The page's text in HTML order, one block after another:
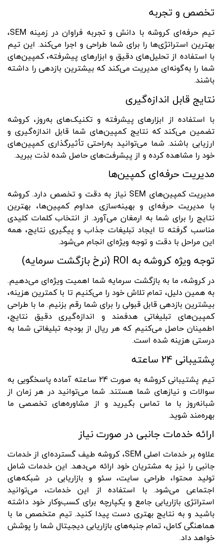
تخصص و تجربه
تیم حرفه‌ای کروشه با دانش و تجربه فراوان در زمینه SEM،
بهترین استراتژی‌ها را برای شما طراحی و اجرا می‌کند. این تیم
با استفاده از تحلیل‌های دقیق و ابزارهای پیشرفته، کمپین‌های
شما را به‌گونه‌ای مدیریت می‌کند که بیشترین بازدهی را داشته
باشند.
نتایج قابل اندازه‌گیری
با استفاده از ابزارهای پیشرفته و تکنیک‌های به‌روز، کروشه
تضمین می‌کند که نتایج کمپین‌های شما قابل اندازه‌گیری و
ارزیابی باشند. شما می‌توانید به‌راحتی تأثیرگذاری کمپین‌های
خود را مشاهده کرده و از پیشرفت‌های حاصل شده لذت ببرید.
مدیریت حرفه‌ای کمپین‌ها
مدیریت کمپین‌های SEM نیاز به دقت و تخصص دارد. کروشه
با مدیریت حرفه‌ای و بهینه‌سازی مداوم کمپین‌ها، بهترین
نتایج را برای شما به ارمغان می‌آورد. از انتخاب کلمات کلیدی
مناسب گرفته تا ایجاد تبلیغات جذاب و پیگیری نتایج، همه
این مراحل با دقت و توجه ویژه‌ای انجام می‌شود.
توجه ویژه کروشه به ROI (نرخ بازگشت سرمایه)
در کروشه، ما به بازگشت سرمایه شما اهمیت ویژه‌ای می‌دهیم.
به همین دلیل، تمام تلاش خود را می‌کنیم تا با کمترین هزینه،
بیشترین بازدهی قابل قبولی را برای شما رقم بزنیم. ما با طراحی
کمپین‌های تبلیغاتی هدفمند و اندازه‌گیری دقیق نتایج،
اطمینان حاصل می‌کنیم که هر ریال از بودجه تبلیغاتی شما به
درستی هزینه شده است.
پشتیبانی 24 ساعته
تیم پشتیبانی کروشه به صورت 24 ساعته آماده پاسخگویی به
سوالات و نیازهای شما هستند. شما می‌توانید در هر زمان از
شبانه‌روز با ما تماس بگیرید و از مشاوره‌های تخصصی ما
بهره‌مند شوید.
ارائه خدمات جانبی در صورت نیاز
علاوه بر خدمات اصلی SEM، کروشه طیف گسترده‌ای از خدمات
جانبی را نیز به مشتریان خود ارائه می‌دهد. این خدمات شامل
تولید محتوا، طراحی سایت، سئو و بازاریابی در شبکه‌های
اجتماعی می‌شود. با استفاده از این خدمات، می‌توانید
استراتژی بازاریابی جامع و یکپارچه برای کسب‌وکار خود داشته
باشید و به نتایج بهتری دست پیدا کنید. تیم متخصص ما با
هماهنگی کامل، تمام جنبه‌های بازاریابی دیجیتال شما را پوشش
خواهد داد.